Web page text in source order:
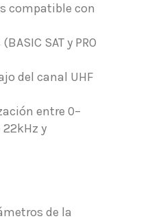
compatible con
SAT y PRO
del canal UHF
entre 0–
y
de la